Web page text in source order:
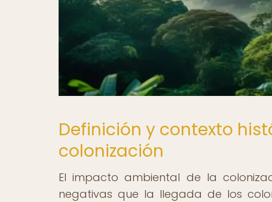
Definición y contexto
colonización
El impacto ambiental de la
negativas que la llegada de los